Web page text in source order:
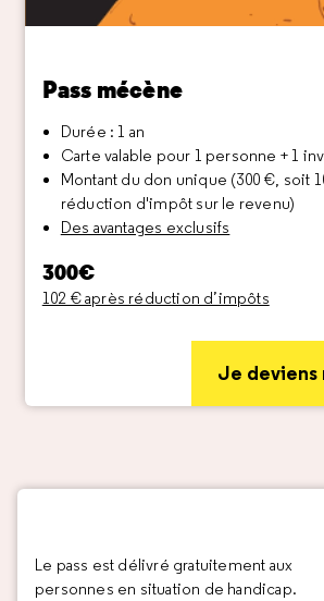
Pass mécène
Durée : 1 an
Carte valable pour 1 personne + 1
Montant du don unique (300 €, soit
réduction d'impôt sur le revenu)
Des avantages exclusifs
300€
102 € après réduction d’impôts
Je deviens
Le pass est délivré gratuitement aux
personnes en situation de handicap.